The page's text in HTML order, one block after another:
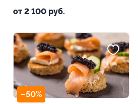
от 2 100 руб.
–50%